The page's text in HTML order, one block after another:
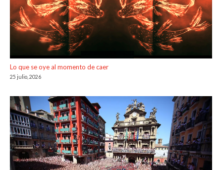
Lo que se oye al momento de caer
25 julio, 2026